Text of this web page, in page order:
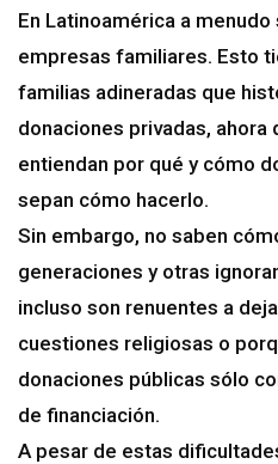
En Latinoamérica a
empresas familiares. Esto
familias adineradas que
donaciones privadas, ahora
entiendan por qué y cómo
sepan cómo hacerlo.
Sin embargo, no saben
generaciones y otras
incluso son renuentes a
cuestiones religiosas o
donaciones públicas sólo
de financiación.
A pesar de estas